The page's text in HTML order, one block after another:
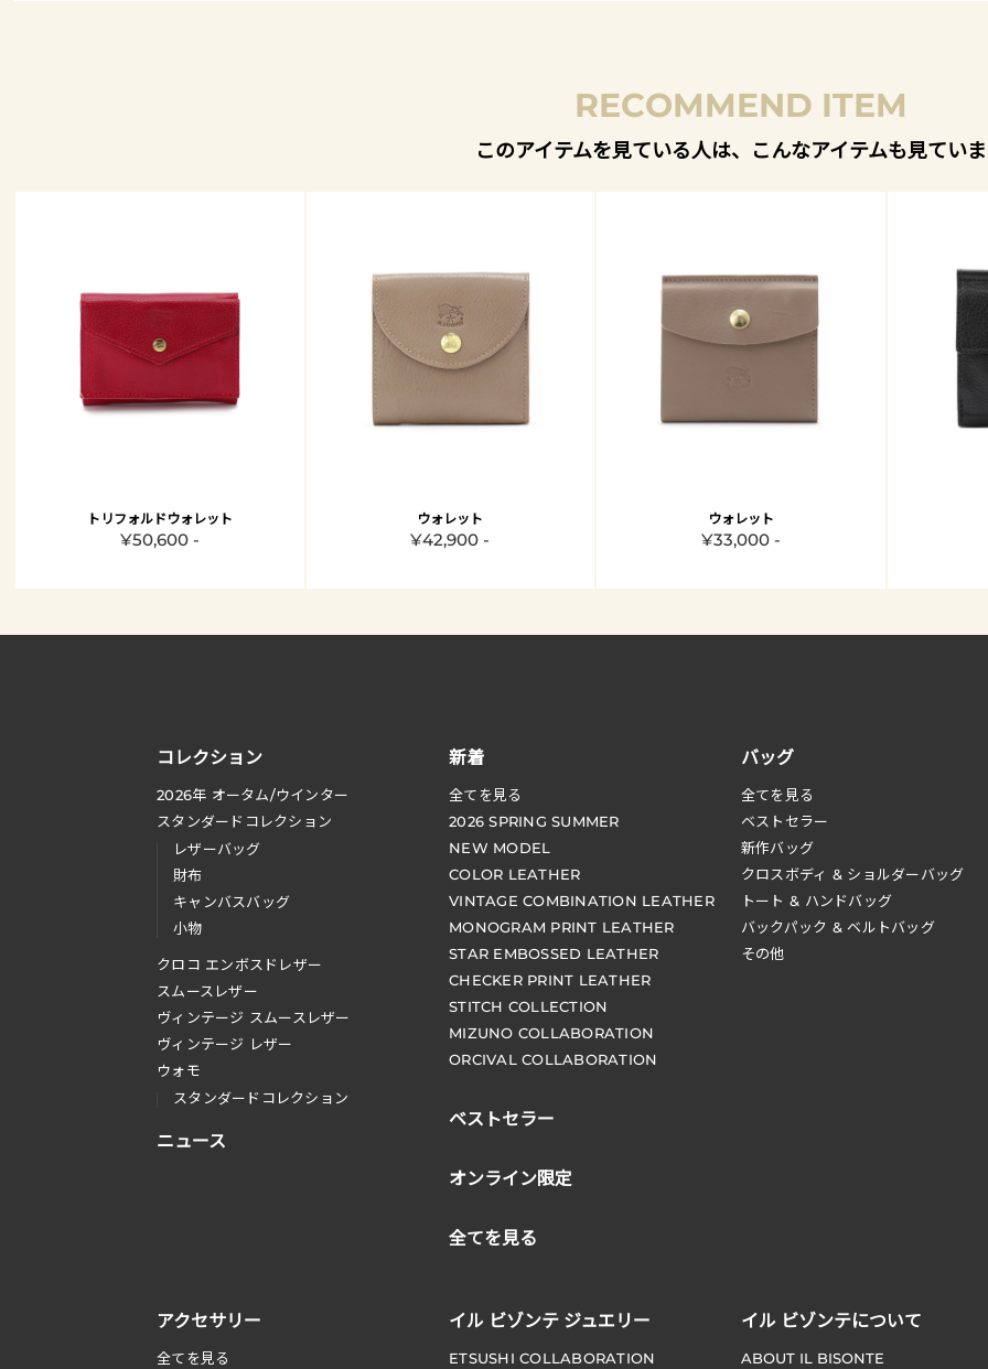
RECOMMEND ITEM
このアイテムを見ている人は、こんなアイテムも見てい
トリフォルドウォレット
¥50,600 -
ウォレット
¥42,900 -
ウォレット
¥33,000 -
コレクション
2026年 オータム/ウインター
スタンダードコレクション
レザーバッグ
財布
キャンバスバッグ
小物
クロコ エンボスドレザー
スムースレザー
ヴィンテージ スムースレザー
ヴィンテージ レザー
ウォモ
スタンダードコレクション
ニュース
新着
全てを見る
2026 SPRING SUMMER
NEW MODEL
COLOR LEATHER
VINTAGE COMBINATION LEATHER
MONOGRAM PRINT LEATHER
STAR EMBOSSED LEATHER
CHECKER PRINT LEATHER
STITCH COLLECTION
MIZUNO COLLABORATION
ORCIVAL COLLABORATION
ベストセラー
オンライン限定
全てを見る
バッグ
全てを見る
ベストセラー
新作バッグ
クロスボディ & ショルダーバッグ
トート & ハンドバッグ
バックパック & ベルトバッグ
その他
アクセサリー
全てを見る
イル ビゾンテ ジュエリー
ETSUSHI COLLABORATION
イル ビゾンテについて
ABOUT IL BISONTE